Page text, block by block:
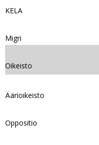
KELA
Migri
Oikeisto
Äärioikeisto
Oppositio